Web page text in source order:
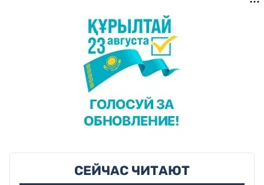
СЕЙЧАС ЧИТАЮТ